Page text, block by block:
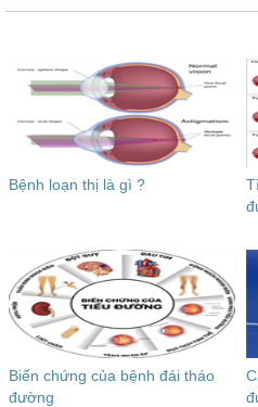
Bệnh loạn thị là gì ?
Biến chứng của bệnh đái tháo
đường